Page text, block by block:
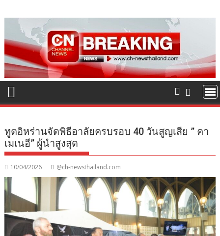
to
content
ทูตอิหร่านจัดพิธีอาลัยครบรอบ 40 วันสูญเสีย ” คา
เมเนอี” ผู้นำสูงสุด
10/04/2026 @ch-newsthailand.com